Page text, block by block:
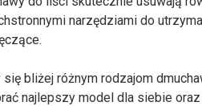
narzędziami do
bliżej różnym rodzajom
najlepszy model dla siebie oraz